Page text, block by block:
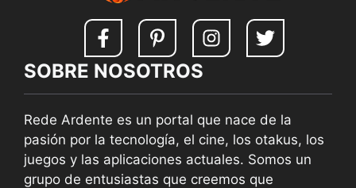
SOBRE NOSOTROS
Rede Ardente es un portal que nace de la
pasión por la tecnología, el cine, los otakus, los
juegos y las aplicaciones actuales. Somos un
grupo de entusiastas que creemos que